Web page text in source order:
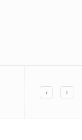
Solvarm
‹ ›